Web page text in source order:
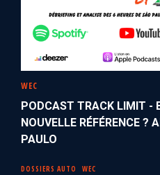
WEC
PODCAST TRACK LIMIT -
NOUVELLE RÉFÉRENCE ?
PAULO
DOSSIERS AUTO WEC